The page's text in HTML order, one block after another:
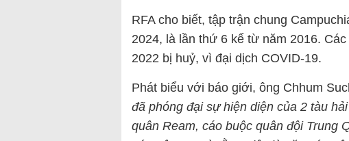
RFA cho biết, tập trận chung
2024, là lần thứ 6 kể từ năm 2016.
2022 bị huỷ, vì đại dịch COVID-19.
Phát biểu với báo giới, ông Chhum
đã phóng đại sự hiện diện của 2 tàu
quân Ream, cáo buộc quân đội Trung